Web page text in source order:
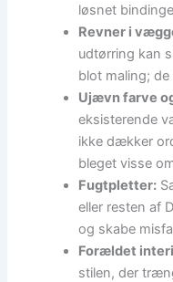
løsnet
Revner i
udtørring kan
blot maling;
Ujævn farve
eksisterende
ikke dækker
bleget visse
Fugtpletter:
eller resten af
og skabe
Forældet
stilen, der